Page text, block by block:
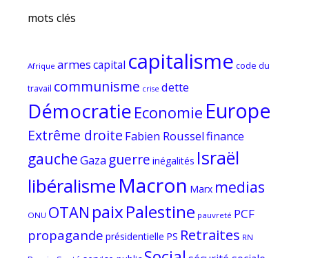
mots clés
Afrique armescapital capitalisme code du
travail communisme crise dette
Démocratie Economie Europe
Extrême droite Fabien Rousselfinance
gaucheGazaguerre inégalités Israël
libéralismeMacron Marx medias
ONU OTAN paixPalestine pauvreté PCF
propagande présidentielle PS Retraites RN